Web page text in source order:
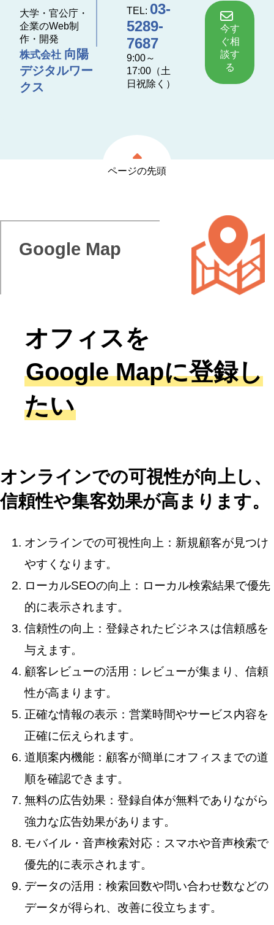
大学・官公庁・
企業のWeb制
作・開発
株式会社 向陽
デジタルワー
クス
TEL: 03-
5289-
7687
9:00～
17:00（土
日祝除く）
今す
ぐ相
談す
る
ページの先頭
Google Map
オフィスを
Google Mapに登録し
たい
オンラインでの可視性が向上し、
信頼性や集客効果が高まります。
オンラインでの可視性向上：新規顧客が見つけ
やすくなります。
ローカルSEOの向上：ローカル検索結果で優先
的に表示されます。
信頼性の向上：登録されたビジネスは信頼感を
与えます。
顧客レビューの活用：レビューが集まり、信頼
性が高まります。
正確な情報の表示：営業時間やサービス内容を
正確に伝えられます。
道順案内機能：顧客が簡単にオフィスまでの道
順を確認できます。
無料の広告効果：登録自体が無料でありながら
強力な広告効果があります。
モバイル・音声検索対応：スマホや音声検索で
優先的に表示されます。
データの活用：検索回数や問い合わせ数などの
データが得られ、改善に役立ちます。